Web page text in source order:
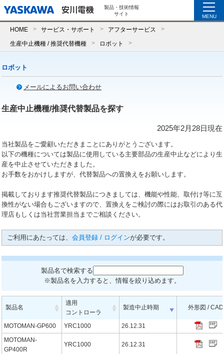
製品・技術情報
サイト
MENU
HOME サービス・サポート アフターサービス
生産中止機種 / 推奨代替機種 ロボット
ロボット
メールによるお問い合わせ
生産中止機種/推奨代替製品を探す
2025年2月28日現在
当社製品をご愛顧いただきまことにありがとうございます。
以下の機種については製品に使用している主要部品の生産中止などにより生
産を中止させていただきました。
お手数をおかけしますが、代替製品への置換えをお願いします。
掲載しております推奨代替製品につきましては、機能や性能、取付け等に互
換性がない場合もございますので、置換えをご検討の際にはお取引のある代
理店もしくは当社営業担当までご相談ください。
ご利用にあたっては、 会員登録 / ログインが必要です。
製品名で検索する
※製品名を入力すると、情報を絞り込めます。
製品名
適用
コントローラ
製造中止時期 外形図 / CAD
MOTOMAN-GP600 YRC1000
26.12.31
MOTOMAN-
GP400R
YRC1000 26.12.31